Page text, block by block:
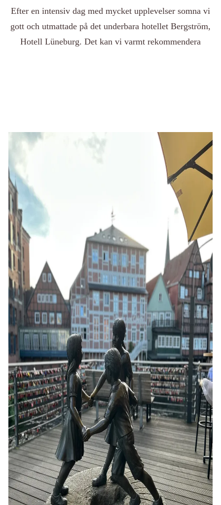
Efter en intensiv dag med mycket upplevelser somna vi
gott och utmattade på det underbara hotellet Bergström,
Hotell Lüneburg. Det kan vi varmt rekommendera